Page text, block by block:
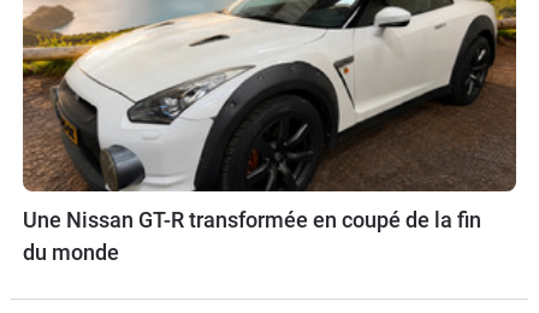
Une Nissan GT-R transformée en coupé de la fin
du monde